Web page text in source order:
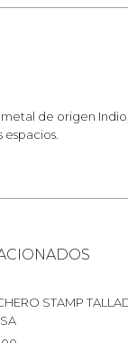
de origen
STAMP